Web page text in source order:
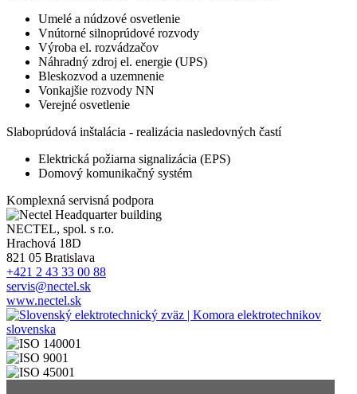
Umelé a núdzové osvetlenie
Vnútorné silnoprúdové rozvody
Výroba el. rozvádzačov
Náhradný zdroj el. energie (UPS)
Bleskozvod a uzemnenie
Vonkajšie rozvody NN
Verejné osvetlenie
Slaboprúdová inštalácia - realizácia nasledovných častí
Elektrická požiarna signalizácia (EPS)
Domový komunikačný systém
Komplexná servisná podpora
NECTEL, spol. s r.o.
Hrachová 18D
821 05 Bratislava
+421 2 43 33 00 88
servis@nectel.sk
www.nectel.sk
Obrázok
Obrázok
Obrázok